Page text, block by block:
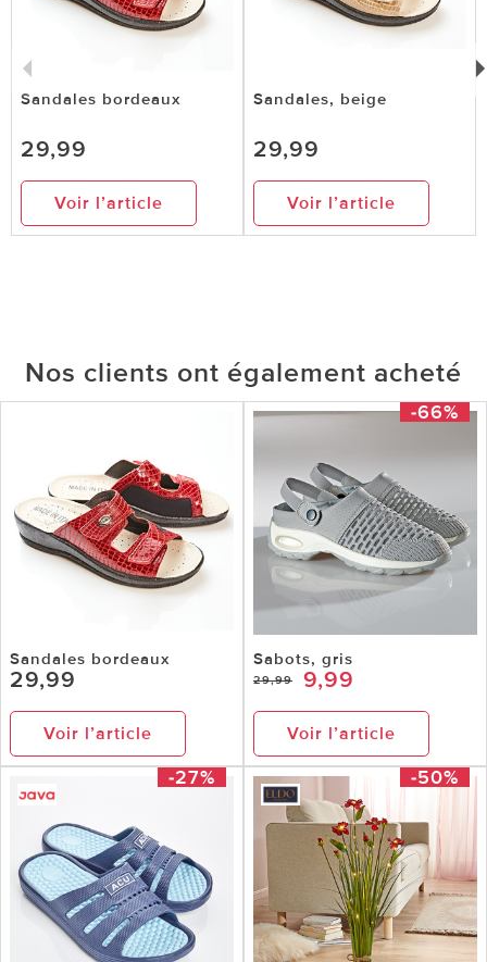
Sandales bordeaux
29,99
Voir l’article
Sandales, beige
29,99
Voir l’article
Nos clients ont également acheté
Sandales bordeaux
29,99
Voir l’article
-66%
Sabots, gris
29,99 9,99
Voir l’article
-27% -50%